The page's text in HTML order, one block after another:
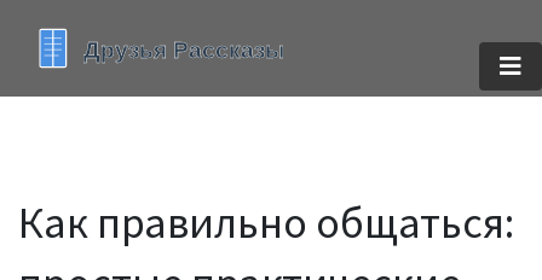
Как правильно общаться: